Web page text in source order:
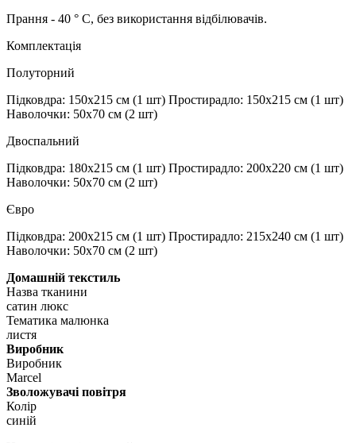
Прання - 40 ° С, без використання відбілювачів.
Комплектація
Полуторний
Підковдра: 150х215 см (1 шт) Простирадло: 150х215 см (1 шт)
Наволочки: 50х70 см (2 шт)
Двоспальний
Підковдра: 180х215 см (1 шт) Простирадло: 200х220 см (1 шт)
Наволочки: 50х70 см (2 шт)
Євро
Підковдра: 200х215 см (1 шт) Простирадло: 215х240 см (1 шт)
Наволочки: 50х70 см (2 шт)
Домашній текстиль
Назва тканини
сатин люкс
Тематика малюнка
листя
Виробник
Виробник
Marcel
Зволожувачі повітря
Колір
синій